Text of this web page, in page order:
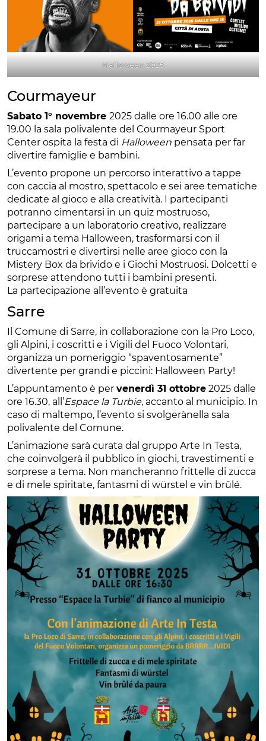
Halloween 2025
Courmayeur
Sabato 1° novembre 2025 dalle ore 16.00 alle ore
19.00 la sala polivalente del Courmayeur Sport
Center ospita la festa di Halloween pensata per far
divertire famiglie e bambini.
L’evento propone un percorso interattivo a tappe
con caccia al mostro, spettacolo e sei aree tematiche
dedicate al gioco e alla creatività. I partecipanti
potranno cimentarsi in un quiz mostruoso,
partecipare a un laboratorio creativo, realizzare
origami a tema Halloween, trasformarsi con il
truccamostri e divertirsi nelle aree gioco con la
Mistery Box da brivido e i Giochi Mostruosi. Dolcetti e
sorprese attendono tutti i bambini presenti.
La partecipazione all’evento è gratuita
Sarre
Il Comune di Sarre, in collaborazione con la Pro Loco,
gli Alpini, i coscritti e i Vigili del Fuoco Volontari,
organizza un pomeriggio “spaventosamente”
divertente per grandi e piccini: Halloween Party!
L’appuntamento è per venerdì 31 ottobre 2025 dalle
ore 16.30, all’Espace la Turbie, accanto al municipio. In
caso di maltempo, l’evento si svolgerànella sala
polivalente del Comune.
L’animazione sarà curata dal gruppo Arte In Testa,
che coinvolgerà il pubblico in giochi, travestimenti e
sorprese a tema. Non mancheranno frittelle di zucca
e di mele spiritate, fantasmi di würstel e vin brûlé.